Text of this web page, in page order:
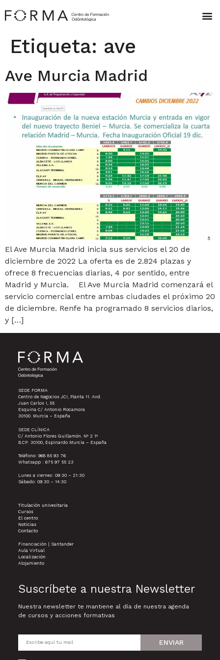
Etiqueta: ave
Ave Murcia Madrid
El Ave Murcia Madrid inicia sus servicios el 20 de
diciembre de 2022 La oferta es de 2.824 plazas y
ofrece 8 frecuencias diarias, 4 por sentido, entre
Madrid y Murcia. El Ave Murcia Madrid comenzará el
servicio comercial entre ambas ciudades el próximo 20
de diciembre. Renfe ha programado 8 servicios diarios,
y […]
SEDE FORMA
Centro de Negocios JCI, Planta 11. Avd.
Juan Carlos I, 55
Esquina C/ Antonio Rocamora
30100. Murcia – España
SEDE CLÍNICA
C/ Antonio Flores Guillamón. Nº 2 1º
B.CP: 30100, Espinardo Murcia – España
Teléfono: 968 85 93 76
Whatsapp : 675 97 55 23
Lunes a viernes: 09:30 – 21:30
Sábado: 09:30 – 14:30
Titulación univesitaria
Cursos
El centro
Noticias
Contacto
Financiación | Santander
Aula Virtual
Localización
Alojamiento
Suscríbete a nuestra Newsletter
Nuestra newsletter te mantiene al día de nuestra agenda
de cursos y acciones formativas
ENVIAR